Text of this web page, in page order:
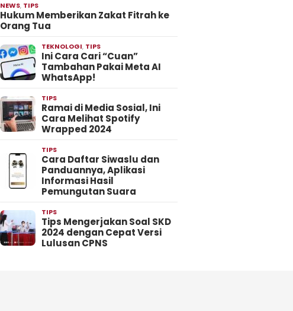
NEWS, TIPS
Hukum Memberikan Zakat Fitrah ke
Orang Tua
TEKNOLOGI, TIPS
Ini Cara Cari “Cuan”
Tambahan Pakai Meta AI
WhatsApp!
TIPS
Ramai di Media Sosial, Ini
Cara Melihat Spotify
Wrapped 2024
TIPS
Cara Daftar Siwaslu dan
Panduannya, Aplikasi
Informasi Hasil
Pemungutan Suara
TIPS
Tips Mengerjakan Soal SKD
2024 dengan Cepat Versi
Lulusan CPNS